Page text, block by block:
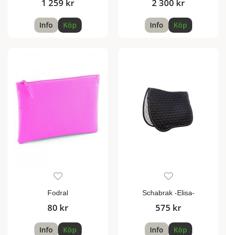
1 259 kr
Info Köp
2 300 kr
Info Köp
Fodral
80 kr
Info Köp
Schabrak -Elisa-
575 kr
Info Köp